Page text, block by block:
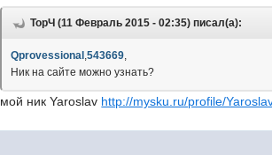
ТорЧ (11 Февраль 2015 - 02:35) писал(а):
Qprovessional ,543669,
Ник на сайте можно узнать?
мой ник Yaroslav http://mysku.ru/profile/